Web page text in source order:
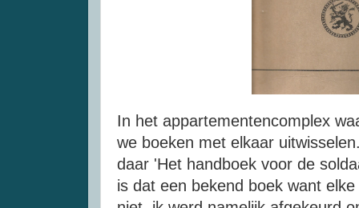
In het appartementencomplex
we boeken met elkaar
daar 'Het handboek voor de
is dat een bekend boek want